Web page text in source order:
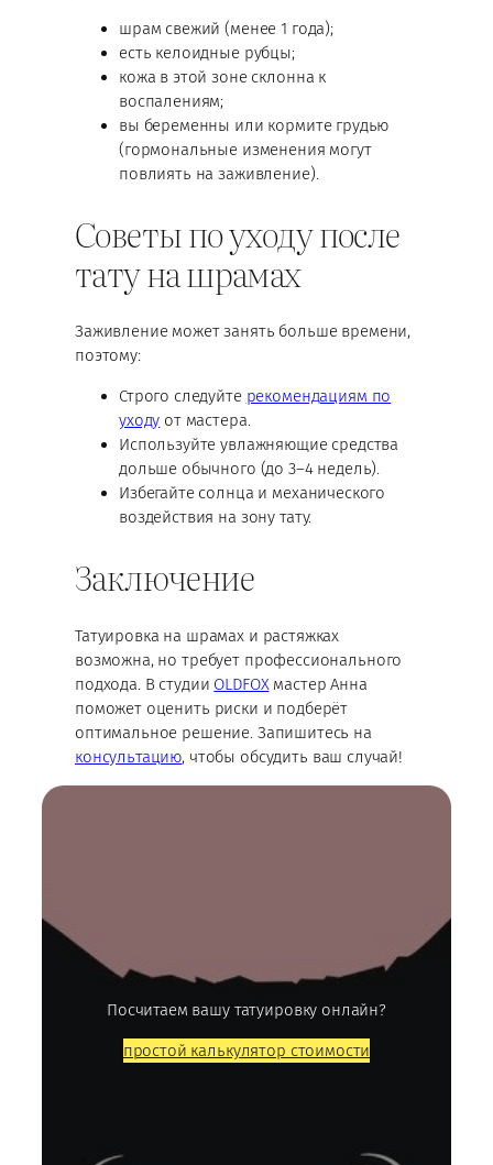
шрам свежий (менее 1 года);
есть келоидные рубцы;
кожа в этой зоне склонна к
воспалениям;
вы беременны или кормите грудью
(гормональные изменения могут
повлиять на заживление).
Советы по уходу после
тату на шрамах
Заживление может занять больше времени,
поэтому:
Строго следуйте рекомендациям по
уходу от мастера.
Используйте увлажняющие средства
дольше обычного (до 3–4 недель).
Избегайте солнца и механического
воздействия на зону тату.
Заключение
Татуировка на шрамах и растяжках
возможна, но требует профессионального
подхода. В студии OLDFOX мастер Анна
поможет оценить риски и подберёт
оптимальное решение. Запишитесь на
консультацию, чтобы обсудить ваш случай!
Посчитаем вашу татуировку онлайн?
простой калькулятор стоимости